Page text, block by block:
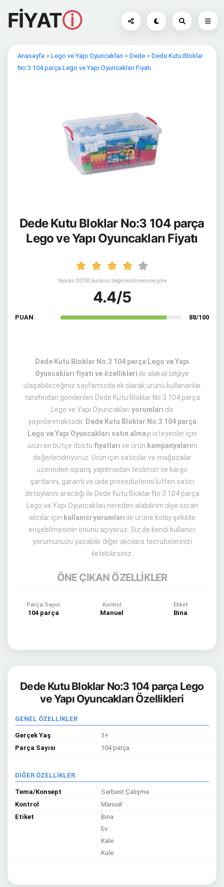
FİYATⓘ
Anasayfa > Lego ve Yapı Oyuncakları > Dede > Dede Kutu Bloklar
No:3 104 parça Lego ve Yapı Oyuncakları Fiyatı
Dede Kutu Bloklar No:3 104 parça
Lego ve Yapı Oyuncakları Fiyatı
Yapılan 20703 kullanıcı değerlendirmesine göre
4.4/5
PUAN 88/100
Dede Kutu Bloklar No:3 104 parça Lego ve Yapı
Oyuncakları fiyatı ve özellikleri ile alakalı bilgiye
ulaşabileceğiniz sayfamızda ek olarak ürünü kullananlar
tarafından gönderilen Dede Kutu Bloklar No:3 104 parça
Lego ve Yapı Oyuncakları yorumları da
yayınlanmaktadır. Dede Kutu Bloklar No:3 104 parça
Lego ve Yapı Oyuncakları satın almayı isteyenler için
ürün en bütçe dostu fiyatları ve ürün kampanyalarını
değerlendiriyoruz. Ürün için satıcılar ve mağazalar
üzerinden sipariş yapılmadan teslimat ve kargo
şartlarını, garanti ve iade prosedürlerini lütfen satıcı
detaylarını aracılığı ile Dede Kutu Bloklar No:3 104 parça
Lego ve Yapı Oyuncakları nereden alabilirim diye soran
alıcılar için kullanıcı yorumları ile ürüne kolay şekilde
erişebilmesinin önünü açıyoruz. Siz de kendi kullanıcı
yorumunuzu yazabilir diğer alıcılara tecrübelerinizi
iletebilirsiniz.
ÖNE ÇIKAN ÖZELLİKLER
Parça Sayısı
104 parça
Kontrol
Manuel
Etiket
Bina
Dede Kutu Bloklar No:3 104 parça Lego
ve Yapı Oyuncakları Özellikleri
GENEL ÖZELLİKLER
Gerçek Yaş
3+
Parça Sayısı
104 parça
DİĞER ÖZELLİKLER
Tema/Konsept
Serbest Çalışma
Kontrol
Manuel
Etiket
Bina
Ev
Kale
Kule